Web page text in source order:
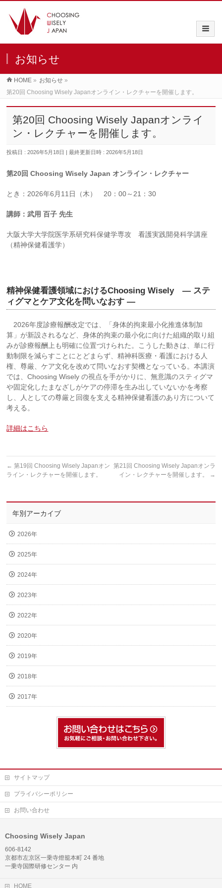
お知らせ
HOME » お知らせ »
第20回 Choosing Wisely Japanオンライン・レクチャーを開催します。
第20回 Choosing Wisely Japanオンライ
ン・レクチャーを開催します。
投稿日 : 2026年5月18日 最終更新日時 : 2026年5月18日
第20回 Choosing Wisely Japan オンライン・レクチャー
とき：2026年6月11日（木） 20：00～21：30
講師：武用 百子 先生
大阪大学大学院医学系研究科保健学専攻 看護実践開発科学講座
（精神保健看護学）
精神保健看護領域におけるChoosing Wisely ― ステ
ィグマとケア文化を問いなおす ―
2026年度診療報酬改定では、「身体的拘束最小化推進体制加
算」が新設されるなど、身体的拘束の最小化に向けた組織的取り組
みが診療報酬上も明確に位置づけられた。こうした動きは、単に行
動制限を減らすことにとどまらず、精神科医療・看護における人
権、尊厳、ケア文化を改めて問いなおす契機となっている。本講演
では、Choosing Wisely の視点を手がかりに、無意識のスティグマ
や固定化したまなざしがケアの停滞を生み出していないかを考察
し、人としての尊厳と回復を支える精神保健看護のあり方について
考える。
詳細はこちら
← 第19回 Choosing Wisely Japanオン
ライン・レクチャーを開催します。
第21回 Choosing Wisely Japanオンラ
イン・レクチャーを開催します。
→
年別アーカイブ
2026年
2025年
2024年
2023年
2022年
2020年
2019年
2018年
2017年
サイトマップ
プライバシーポリシー
お問い合わせ
Choosing Wisely Japan
606-8142
京都市左京区一乗寺燈籠本町 24 番地
一乗寺国際研修センター 内
HOME